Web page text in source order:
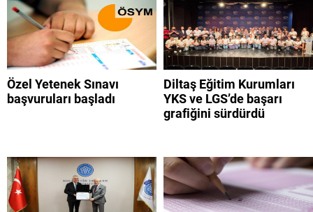
Özel Yetenek Sınavı
başvuruları başladı
Diltaş Eğitim Kurumları
YKS ve LGS’de başarı
grafiğini sürdürdü